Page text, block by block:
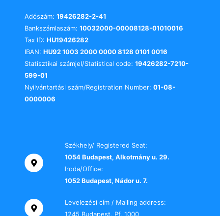
Adószám: 19426282-2-41
Bankszámlaszám: 10032000-00008128-01010016
Tax ID: HU19426282
IBAN: HU92 1003 2000 0000 8128 0101 0016
Statisztikai számjel/Statistical code: 19426282-7210-
599-01
Nyilvántartási szám/Registration Number: 01-08-
0000006
Székhely/ Registered Seat:
1054 Budapest, Alkotmány u. 29.
Iroda/Office:
1052 Budapest, Nádor u. 7.
Levelezési cím / Mailing address:
1245 Budapest, Pf. 1000